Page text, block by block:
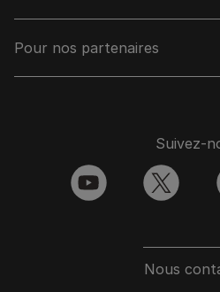
Pour nos partenaires
Nous
Suivez-
youtube twitter